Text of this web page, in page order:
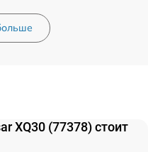
XQ30 (77378) стоит